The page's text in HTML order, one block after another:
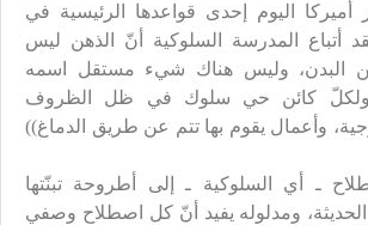
أميركا اليوم إحدى قواعدها الرئيسية في
أتباع المدرسة السلوكية أنّ الذهن ليس
البدن، وليس هناك شيء مستقل اسمه
ولكلّ كائن حي سلوك في ظل الظروف
وأعمال يقوم بها تتم عن طريق الدماغ))
ـ أي السلوكية ـ إلى أطروحة تبنّتها
الحديثة، ومدلوله يفيد أنّ كل اصطلاح وصفي